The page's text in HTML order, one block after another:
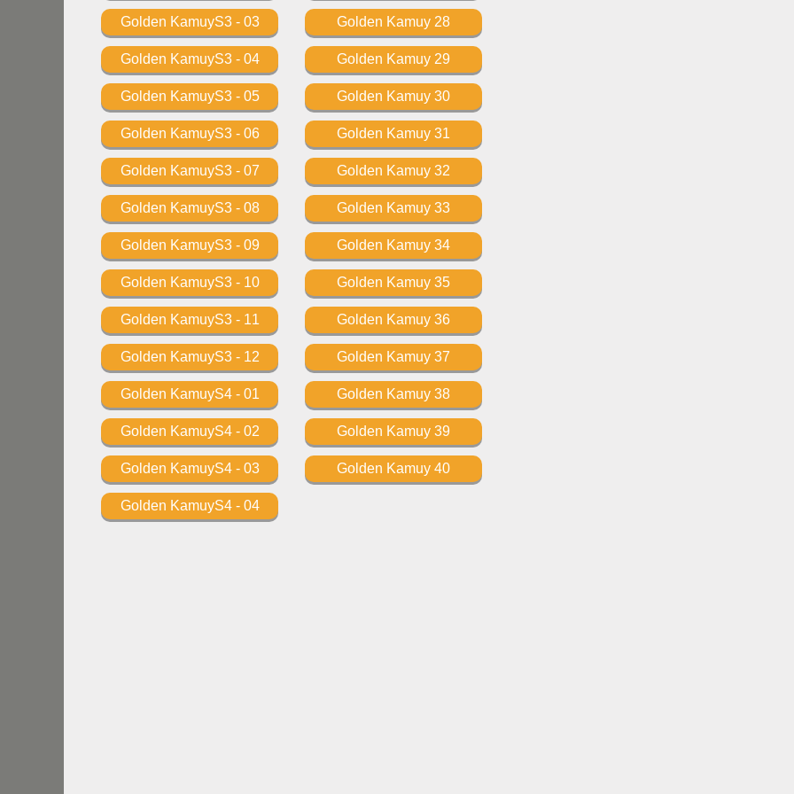
Golden KamuyS3 - 03
Golden KamuyS3 - 04
Golden KamuyS3 - 05
Golden KamuyS3 - 06
Golden KamuyS3 - 07
Golden KamuyS3 - 08
Golden KamuyS3 - 09
Golden KamuyS3 - 10
Golden KamuyS3 - 11
Golden KamuyS3 - 12
Golden KamuyS4 - 01
Golden KamuyS4 - 02
Golden KamuyS4 - 03
Golden KamuyS4 - 04
Golden Kamuy 28
Golden Kamuy 29
Golden Kamuy 30
Golden Kamuy 31
Golden Kamuy 32
Golden Kamuy 33
Golden Kamuy 34
Golden Kamuy 35
Golden Kamuy 36
Golden Kamuy 37
Golden Kamuy 38
Golden Kamuy 39
Golden Kamuy 40